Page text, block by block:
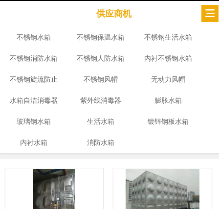
供应商机
不锈钢水箱 不锈钢保温水箱 不锈钢生活水箱
不锈钢消防水箱 不锈钢人防水箱 内衬不锈钢水箱
不锈钢旋流防止
器
不锈钢风帽 无动力风帽
水箱自洁消毒器 紫外线消毒器 膨胀水箱
玻璃钢水箱 生活水箱 镀锌钢板水箱
内衬水箱 消防水箱